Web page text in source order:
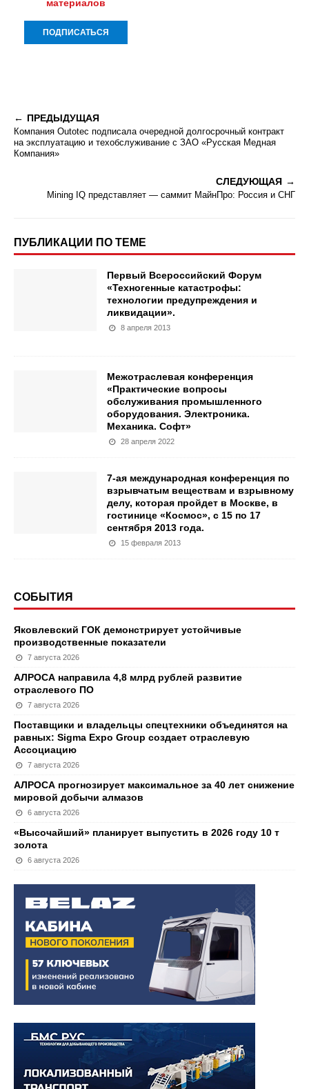
материалов
ПРЕДЫДУЩАЯ
Компания Outotec подписала очередной долгосрочный контракт
на эксплуатацию и техобслуживание с ЗАО «Русская Медная
Компания»
СЛЕДУЮЩАЯ
Mining IQ представляет — саммит МайнПро: Россия и СНГ
ПУБЛИКАЦИИ ПО ТЕМЕ
Первый Всероссийский Форум
«Техногенные катастрофы:
технологии предупреждения и
ликвидации».
8 апреля 2013
Межотраслевая конференция
«Практические вопросы
обслуживания промышленного
оборудования. Электроника.
Механика. Софт»
28 апреля 2022
7-ая международная конференция по
взрывчатым веществам и взрывному
делу, которая пройдет в Москве, в
гостинице «Космос», с 15 по 17
сентября 2013 года.
15 февраля 2013
СОБЫТИЯ
Яковлевский ГОК демонстрирует устойчивые
производственные показатели
7 августа 2026
АЛРОСА направила 4,8 млрд рублей развитие
отраслевого ПО
7 августа 2026
Поставщики и владельцы спецтехники объединятся на
равных: Sigma Expo Group создает отраслевую
Ассоциацию
7 августа 2026
АЛРОСА прогнозирует максимальное за 40 лет снижение
мировой добычи алмазов
6 августа 2026
«Высочайший» планирует выпустить в 2026 году 10 т
золота
6 августа 2026